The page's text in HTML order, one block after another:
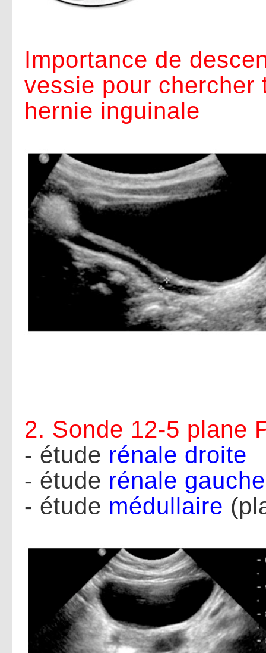
Importance de
vessie pour chercher
hernie inguinale
2. Sonde 12-5 plane
- étude rénale droite
- étude rénale gauche
- étude médullaire